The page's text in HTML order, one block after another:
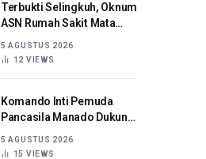
Terbukti Selingkuh, Oknum
ASN Rumah Sakit Mata
Disiplin Berat
5 AGUSTUS 2026
12 VIEWS
Komando Inti Pemuda
Pancasila Manado Dukung
Korupsi
5 AGUSTUS 2026
15 VIEWS